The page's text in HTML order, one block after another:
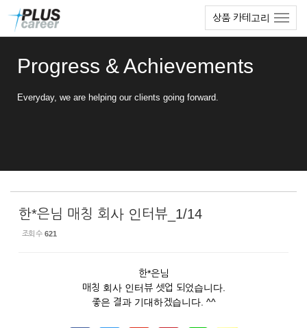
상품 카테고리
Progress & Achievements
Everyday, we are helping our clients going forward.
한*은님 매칭 회사 인터뷰_1/14
조회 수 621
한*은님
매칭 회사 인터뷰 셋업 되었습니다.
좋은 결과 기대하겠습니다. ^^